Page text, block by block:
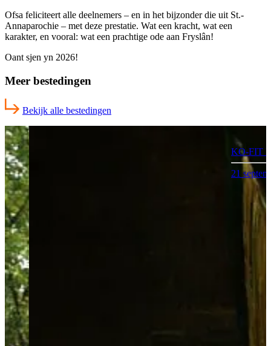
Ofsa feliciteert alle deelnemers – en in het bijzonder die uit St.-
Annaparochie – met deze prestatie. Wat een kracht, wat een
karakter, en vooral: wat een prachtige ode aan Fryslân!
Oant sjen yn 2026!
Meer bestedingen
Bekijk alle bestedingen
KO-FIT
21